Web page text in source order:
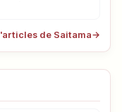
de Saitama→